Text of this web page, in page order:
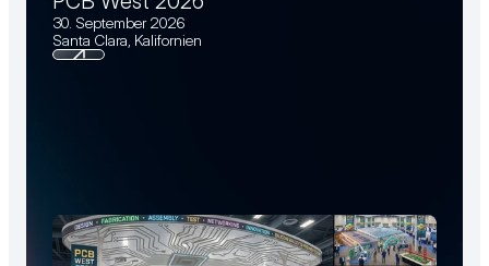
30. September 2026
Santa Clara, Kalifornien